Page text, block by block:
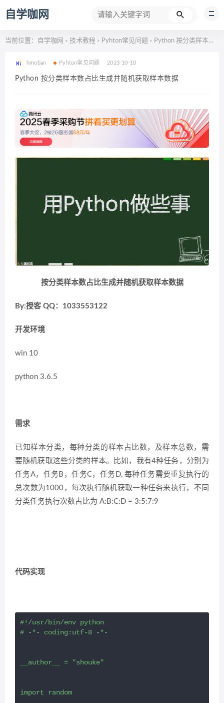
自学咖网
当前位置： 自学咖网 > 技术教程 > Pyhton常见问题 > Python 按分类样本数占比生成并随机获取样本数据
hmoban Pyhton常见问题 2023-10-10
Python 按分类样本数占比生成并随机获取样本数据
按分类样本数占比生成并随机获取样本数据
By:授客 QQ： 1033553122
开发环境
win 10
python 3.6.5
需求
已知样本分类，每种分类的样本占比数，及样本总数，需
要随机获取这些分类的样本。比如，我有4种任务，分别为
任务A，任务B，任务C，任务D, 每种任务需要重复执行的
总次数为1000，每次执行随机获取一种任务来执行，不同
分类任务执行次数占比为 A:B:C:D = 3:5:7:9
代码实现
#!/usr/bin/env python
# -*- coding:utf-8 -*-
__author__ = "shouke"
import random